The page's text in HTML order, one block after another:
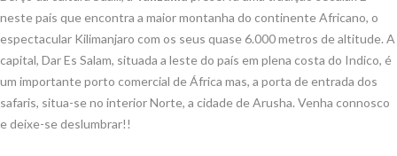
neste país que encontra a maior montanha do continente Africano, o
espectacular Kilimanjaro com os seus quase 6.000 metros de altitude. A
capital, Dar Es Salam, situada a leste do país em plena costa do Indico, é
um importante porto comercial de África mas, a porta de entrada dos
safaris, situa-se no interior Norte, a cidade de Arusha. Venha connosco
e deixe-se deslumbrar!!